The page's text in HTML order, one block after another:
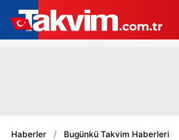
Haberler Bugünkü Takvim Haberleri